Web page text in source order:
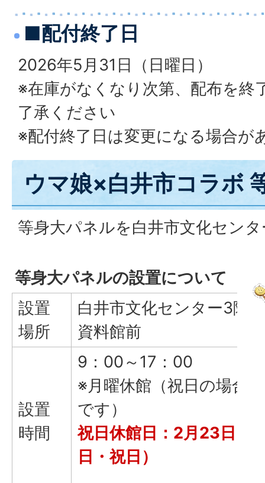
■配付終了日
2026年5月31日（日曜日）
※在庫がなくなり次第、配布を終
了承ください
※配付終了日は変更になる場合が
ウマ娘×白井市コラボ
等身大パネルを白井市文化セン
等身大パネルの設置について
設置
場所
白井市文化センター3階
資料館前
設置
時間
9：00～17：00
※月曜休館（祝日の場合
です）
祝日休館日：2月23日（
日・祝日）